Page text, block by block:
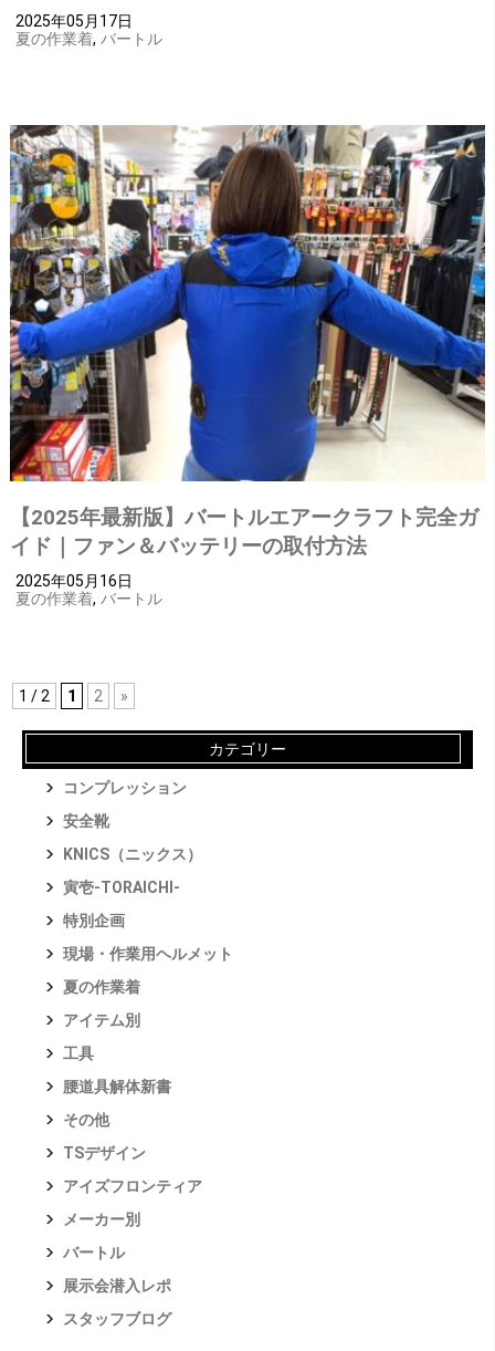
2025年05月17日
夏の作業着, バートル
【2025年最新版】バートルエアークラフト完全ガ
イド｜ファン＆バッテリーの取付方法
2025年05月16日
夏の作業着, バートル
1 / 2 1 2 »
カテゴリー
コンプレッション
安全靴
KNICS（ニックス）
寅壱-TORAICHI-
特別企画
現場・作業用ヘルメット
夏の作業着
アイテム別
工具
腰道具解体新書
その他
TSデザイン
アイズフロンティア
メーカー別
バートル
展示会潜入レポ
スタッフブログ